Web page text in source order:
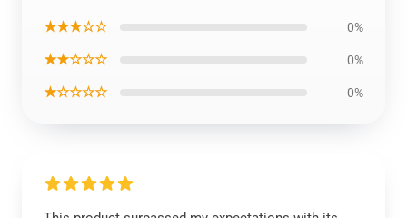
★★★☆☆ 0%
★★☆☆☆ 0%
★☆☆☆☆ 0%